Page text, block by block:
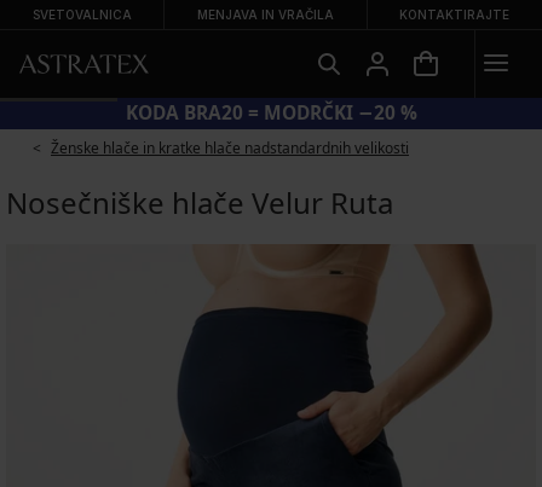
SVETOVALNICA MENJAVA IN VRAČILA KONTAKTIRAJTE
KODA BRA20 = MODRČKI −20 %
Ženske hlače in kratke hlače nadstandardnih velikosti
Nosečniške hlače Velur Ruta